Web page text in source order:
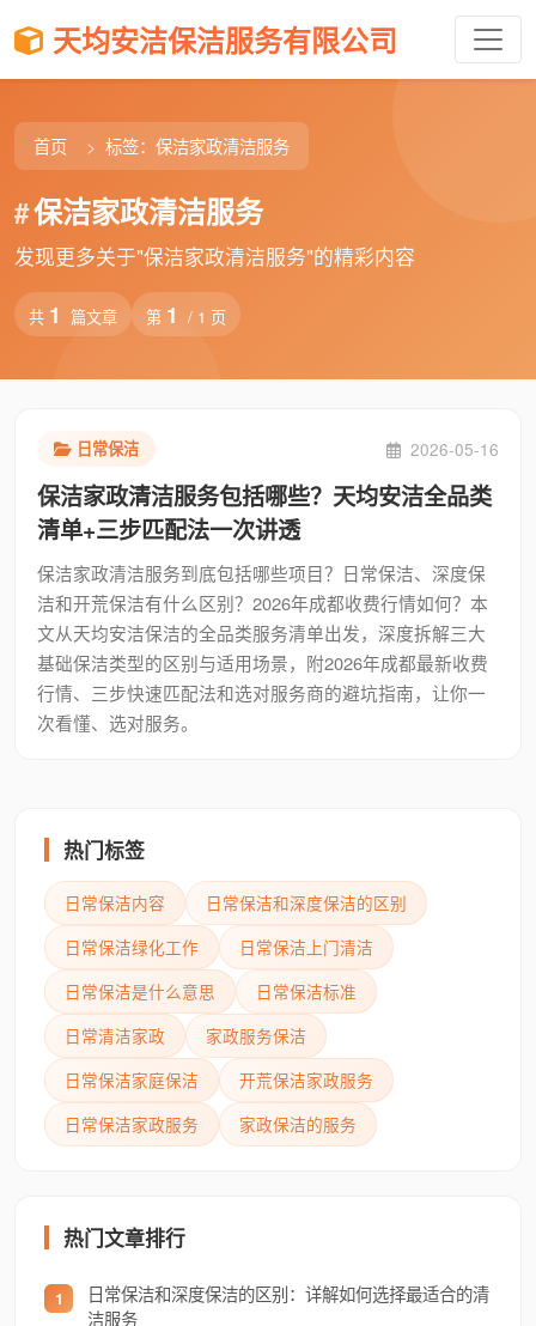
天均安洁保洁服务有限公司
首页 标签：保洁家政清洁服务
#保洁家政清洁服务
发现更多关于"保洁家政清洁服务"的精彩内容
共 1 篇文章 第 1 / 1 页
日常保洁 2026-05-16
保洁家政清洁服务包括哪些？天均安洁全品类
清单+三步匹配法一次讲透
保洁家政清洁服务到底包括哪些项目？日常保洁、深度保
洁和开荒保洁有什么区别？2026年成都收费行情如何？本
文从天均安洁保洁的全品类服务清单出发，深度拆解三大
基础保洁类型的区别与适用场景，附2026年成都最新收费
行情、三步快速匹配法和选对服务商的避坑指南，让你一
次看懂、选对服务。
热门标签
日常保洁内容
日常保洁和深度保洁的区别
日常保洁绿化工作
日常保洁上门清洁
日常保洁是什么意思
日常保洁标准
日常清洁家政
家政服务保洁
日常保洁家庭保洁
开荒保洁家政服务
日常保洁家政服务
家政保洁的服务
热门文章排行
1
日常保洁和深度保洁的区别：详解如何选择最适合的清
洁服务